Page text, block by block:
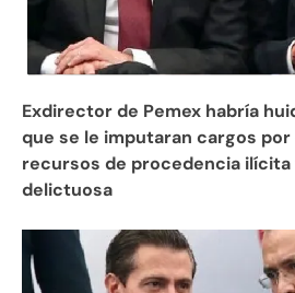
Exdirector de Pemex habría
que se le imputaran cargos
recursos de procedencia ilícita
delictuosa